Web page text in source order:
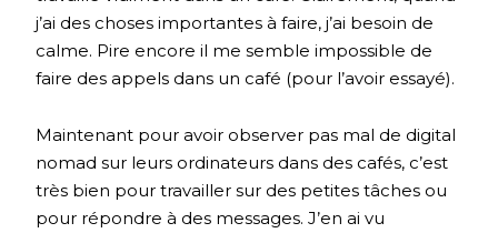
j’ai des choses importantes à faire, j’ai besoin de
calme. Pire encore il me semble impossible de
faire des appels dans un café (pour l’avoir essayé).
Maintenant pour avoir observer pas mal de digital
nomad sur leurs ordinateurs dans des cafés, c’est
très bien pour travailler sur des petites tâches ou
pour répondre à des messages. J’en ai vu